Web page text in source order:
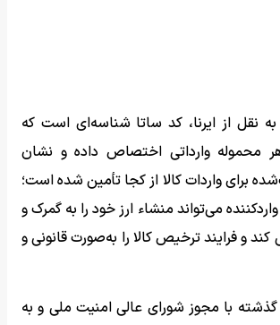
نقل از ایرنا، کد ساتا شناسه‌ای است که
محموله وارداتی اختصاص داده و نشان
برای واردات کالا از کجا تأمین شده است؛
می‌تواند منشاء ارز خود را به گمرک و
و فرایند ترخیص کالا را به‌صورت قانونی و
گذشته با مجوز شورای عالی امنیت ملی و به